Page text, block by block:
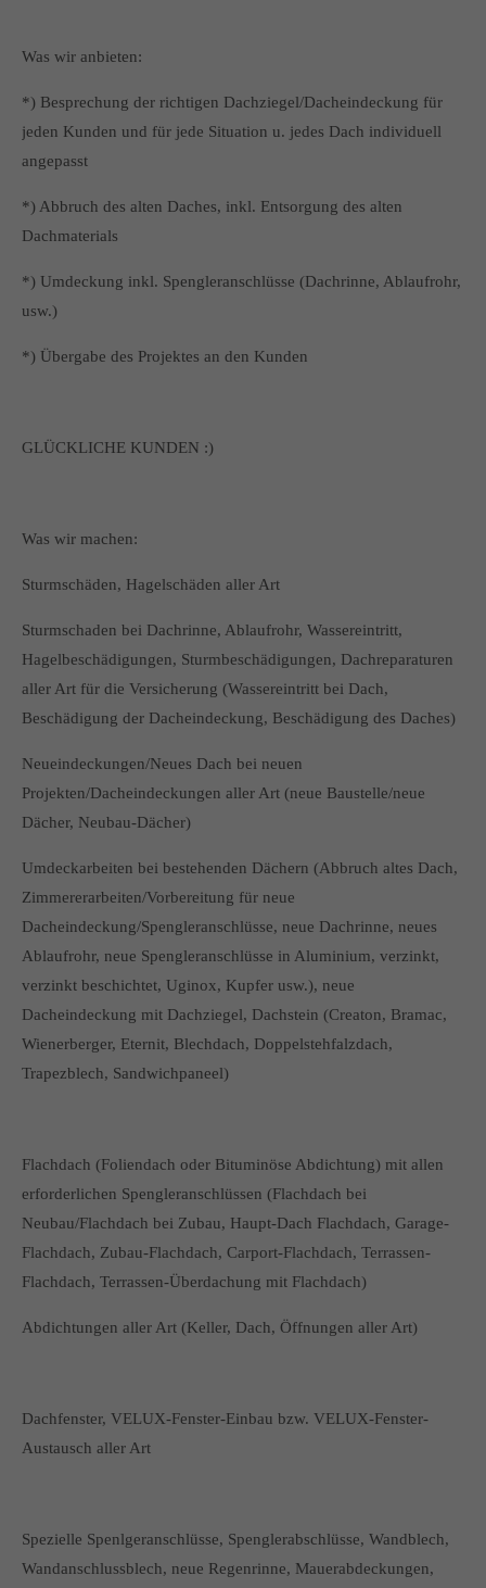
Was wir anbieten:
*) Besprechung der richtigen Dachziegel/Dacheindeckung für
jeden Kunden und für jede Situation u. jedes Dach individuell
angepasst
*) Abbruch des alten Daches, inkl. Entsorgung des alten
Dachmaterials
*) Umdeckung inkl. Spengleranschlüsse (Dachrinne, Ablaufrohr,
usw.)
*) Übergabe des Projektes an den Kunden
GLÜCKLICHE KUNDEN :)
Was wir machen:
Sturmschäden, Hagelschäden aller Art
Sturmschaden bei Dachrinne, Ablaufrohr, Wassereintritt,
Hagelbeschädigungen, Sturmbeschädigungen, Dachreparaturen
aller Art für die Versicherung (Wassereintritt bei Dach,
Beschädigung der Dacheindeckung, Beschädigung des Daches)
Neueindeckungen/Neues Dach bei neuen
Projekten/Dacheindeckungen aller Art (neue Baustelle/neue
Dächer, Neubau-Dächer)
Umdeckarbeiten bei bestehenden Dächern (Abbruch altes Dach,
Zimmererarbeiten/Vorbereitung für neue
Dacheindeckung/Spengleranschlüsse, neue Dachrinne, neues
Ablaufrohr, neue Spengleranschlüsse in Aluminium, verzinkt,
verzinkt beschichtet, Uginox, Kupfer usw.), neue
Dacheindeckung mit Dachziegel, Dachstein (Creaton, Bramac,
Wienerberger, Eternit, Blechdach, Doppelstehfalzdach,
Trapezblech, Sandwichpaneel)
Flachdach (Foliendach oder Bituminöse Abdichtung) mit allen
erforderlichen Spengleranschlüssen (Flachdach bei
Neubau/Flachdach bei Zubau, Haupt-Dach Flachdach, Garage-
Flachdach, Zubau-Flachdach, Carport-Flachdach, Terrassen-
Flachdach, Terrassen-Überdachung mit Flachdach)
Abdichtungen aller Art (Keller, Dach, Öffnungen aller Art)
Dachfenster, VELUX-Fenster-Einbau bzw. VELUX-Fenster-
Austausch aller Art
Spezielle Spenlgeranschlüsse, Spenglerabschlüsse, Wandblech,
Wandanschlussblech, neue Regenrinne, Mauerabdeckungen,